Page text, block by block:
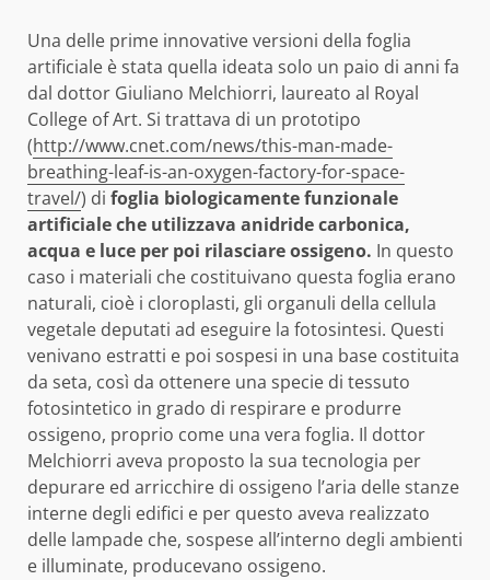
Una delle prime innovative versioni della foglia
artificiale è stata quella ideata solo un paio di anni fa
dal dottor Giuliano Melchiorri, laureato al Royal
College of Art. Si trattava di un prototipo
(http://www.cnet.com/news/this-man-made-
breathing-leaf-is-an-oxygen-factory-for-space-
travel/) di foglia biologicamente funzionale
artificiale che utilizzava anidride carbonica,
acqua e luce per poi rilasciare ossigeno. In questo
caso i materiali che costituivano questa foglia erano
naturali, cioè i cloroplasti, gli organuli della cellula
vegetale deputati ad eseguire la fotosintesi. Questi
venivano estratti e poi sospesi in una base costituita
da seta, così da ottenere una specie di tessuto
fotosintetico in grado di respirare e produrre
ossigeno, proprio come una vera foglia. Il dottor
Melchiorri aveva proposto la sua tecnologia per
depurare ed arricchire di ossigeno l’aria delle stanze
interne degli edifici e per questo aveva realizzato
delle lampade che, sospese all’interno degli ambienti
e illuminate, producevano ossigeno.